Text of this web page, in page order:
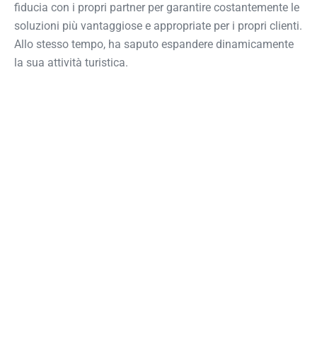
fiducia con i propri partner per garantire costantemente le
soluzioni più vantaggiose e appropriate per i propri clienti.
Allo stesso tempo, ha saputo espandere dinamicamente
la sua attività turistica.